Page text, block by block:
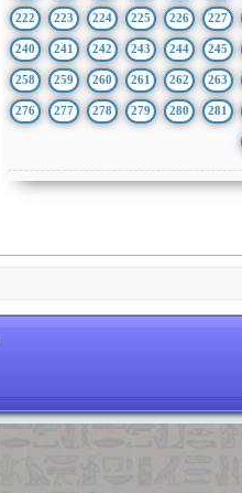
222 223 224 225 226 227
240 241 242 243 244 245
258 259 260 261 262 263
276 277 278 279 280 281